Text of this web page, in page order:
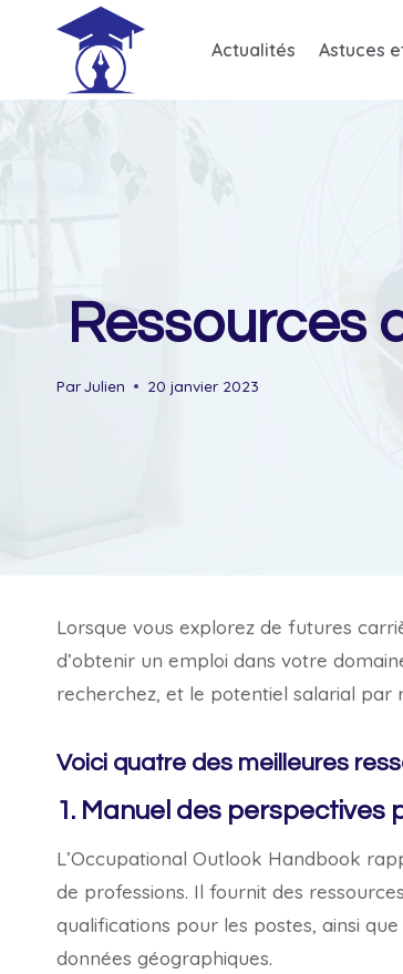
Actualités Astuces
Ressources
ParJulien 20 janvier 2023
Lorsque vous explorez de futures
d’obtenir un emploi dans votre
recherchez, et le potentiel salarial par
Voici quatre des meilleures
1. Manuel des perspectives
L’Occupational Outlook Handbook
de professions. Il fournit des
qualifications pour les postes, ainsi
données géographiques.